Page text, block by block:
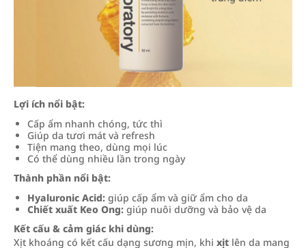
Lợi ích nổi bật:
Cấp ẩm nhanh chóng, tức thì
Giúp da tươi mát và refresh
Tiện mang theo, dùng mọi lúc
Có thể dùng nhiều lần trong ngày
Thành phần nổi bật:
Hyaluronic Acid: giúp cấp ẩm và giữ ẩm cho da
Chiết xuất Keo Ong: giúp nuôi dưỡng và bảo vệ da
Kết cấu & cảm giác khi dùng:
Xịt khoáng có kết cấu dạng sương mịn, khi xịt lên da mang